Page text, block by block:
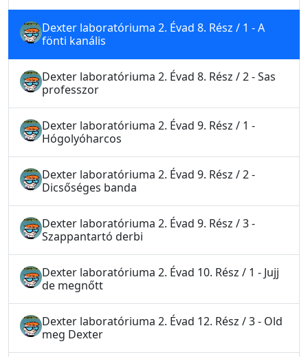
Dexter laboratóriuma 2. Évad 8. Rész / 1 - A
fönti kanális
Dexter laboratóriuma 2. Évad 8. Rész / 2 - Sas
professzor
Dexter laboratóriuma 2. Évad 9. Rész / 1 -
Hógolyóharcos
Dexter laboratóriuma 2. Évad 9. Rész / 2 -
Dicsőséges banda
Dexter laboratóriuma 2. Évad 9. Rész / 3 -
Szappantartó derbi
Dexter laboratóriuma 2. Évad 10. Rész / 1 - Jujj
de megnőtt
Dexter laboratóriuma 2. Évad 12. Rész / 3 - Old
meg Dexter